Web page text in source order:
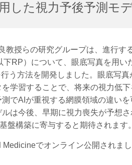
した視力予後予測モ
授らの研究グループは、進行す
RP）について、眼底写真を用い
う方法を開発しました。眼底写
学習することで、将来の視力低
でAIが重視する網膜領域の違い
は今後、早期に視力喪失が予想
盤構築に寄与すると期待されま
でオンライン公開されまし